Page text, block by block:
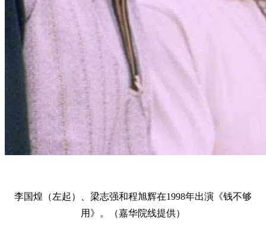
李国煌（左起）、梁志强和程旭辉在1998年出演《钱不够
用》。（嘉华院线提供）